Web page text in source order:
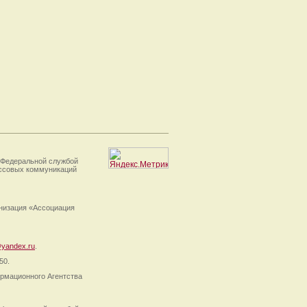
службой
коммуникаций
«Ассоциация
Агентства